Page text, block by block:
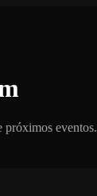
próximos eventos.